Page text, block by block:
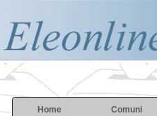
Home Comuni